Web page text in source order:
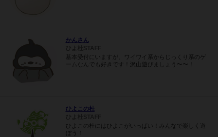
かんさん
基本受付にいますが、ワイワイ系からじっくり系のゲ
ームなんでも好きです！沢山遊びましょう〜〜！
ひよこの杜
ひよこの杜にはひよこがいっぱい！みんなで楽しく遊
ぼう！